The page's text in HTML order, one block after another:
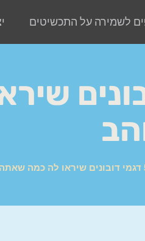
לשמירה על התכשיטים
5 דגמי